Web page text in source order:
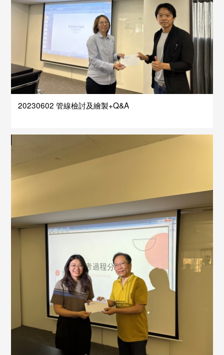
20230602 管線檢討及繪製+Q&A